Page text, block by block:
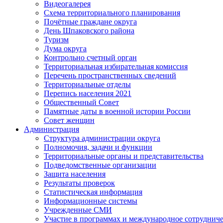
Видеогалерея
Схема территориального планирования
Почётные граждане округа
День Шпаковского района
Туризм
Дума округа
Контрольно счетный орган
Территориальная избирательная комиссия
Перечень пространственных сведений
Территориальные отделы
Перепись населения 2021
Общественный Совет
Памятные даты в военной истории России
Совет женщин
Администрация
Структура администрации округа
Полномочия, задачи и функции
Территориальные органы и представительства
Подведомственные организации
Защита населения
Результаты проверок
Статистическая информация
Информационные системы
Учрежденные СМИ
Участие в программах и международное